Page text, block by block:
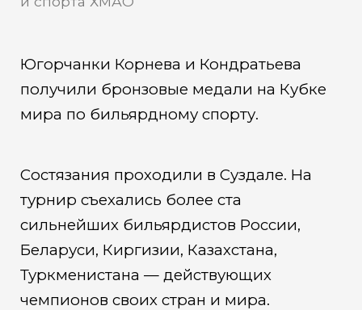
Югорчанки Корнева и Кондратьева
получили бронзовые медали на Кубке
мира по бильярдному спорту.
Состязания проходили в Суздале. На
турнир съехались более ста
сильнейших бильярдистов России,
Беларуси, Киргизии, Казахстана,
Туркменистана — действующих
чемпионов своих стран и мира.